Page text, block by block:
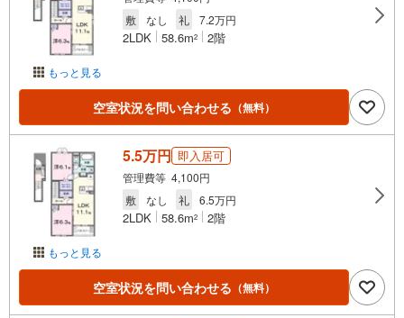
もっと見る
敷
なし 礼 7.2万円
2LDK 58.6m2 2階
空室状況を問い合わせる （無料）
もっと見る
5.5万円 即入居可
管理費等 4,100円
敷
なし 礼 6.5万円
2LDK 58.6m2 2階
空室状況を問い合わせる （無料）